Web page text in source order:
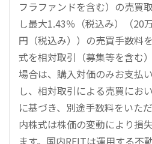
フラファンドを含む）の売買
し最大1.43％（税込み）（20
円（税込み））の売買手数料
式を相対取引（募集等を含む
場合は、購入対価のみお支払
し、相対取引による売買にお
に基づき、別途手数料をいた
内株式は株価の変動により損
ます。国内REITは運用する不